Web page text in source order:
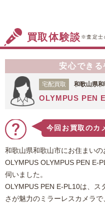
ちらかひとつしか内
ちらともが搭載され
目を浴びました。依
のの撮影に支障がで
に使用可能な状態で
付けさせていただき
りがとうございました
買取体験談 ※査定士
安心できる
宅配買取 和歌山県
OLYMPUS PEN
今回お買取のカ
和歌山県和歌山市にお住まいの
OLYMPUS OLYMPUS PEN E-
伺いました。
OLYMPUS PEN E-PL10は、ス
さが魅力のミラーレスカメラ